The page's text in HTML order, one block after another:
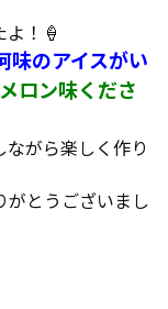
！🍦
のアイスがい
ロン味くださ
がら楽しく作り
がとうございまし